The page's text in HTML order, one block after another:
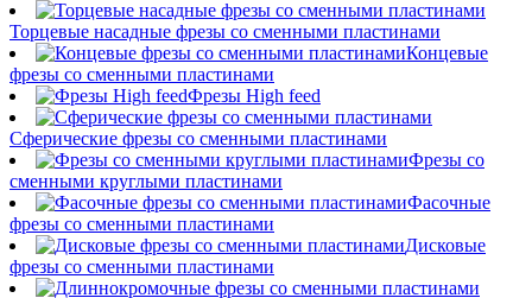
Торцевые насадные фрезы со сменными пластинами
Концевые
фрезы со сменными пластинами
Фрезы High feed
Сферические фрезы со сменными пластинами
Фрезы со
сменными круглыми пластинами
Фасочные
фрезы со сменными пластинами
Дисковые
фрезы со сменными пластинами